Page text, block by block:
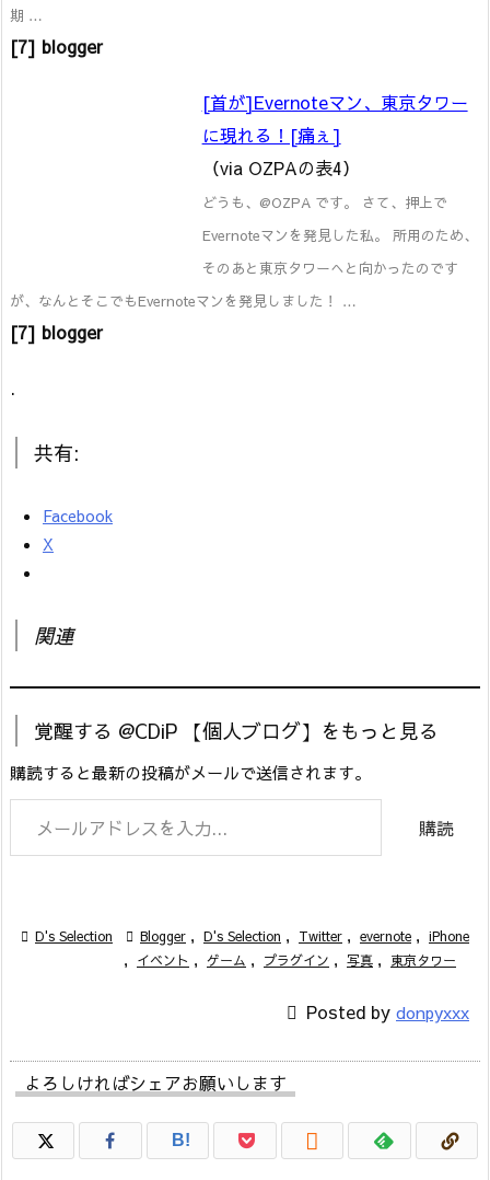
期 …
[7] blogger
[首が]Evernoteマン、東京タワー
に現れる！[痛ぇ]
（via OZPAの表4）
どうも、@OZPA です。 さて、押上で
Evernoteマンを発見した私。 所用のため、
そのあと東京タワーへと向かったのです
が、なんとそこでもEvernoteマンを発見しました！ …
[7] blogger
.
共有:
Facebook
X
関連
覚醒する @CDiP 【個人ブログ】をもっと見る
購読すると最新の投稿がメールで送信されます。
メールアドレスを入力...
購読
 D's Selection  Blogger , D's Selection , Twitter , evernote , iPhone
,
イベント , ゲーム , プラグイン , 写真 , 東京タワー
 Posted by donpyxxx
よろしければシェアお願いします
B! 